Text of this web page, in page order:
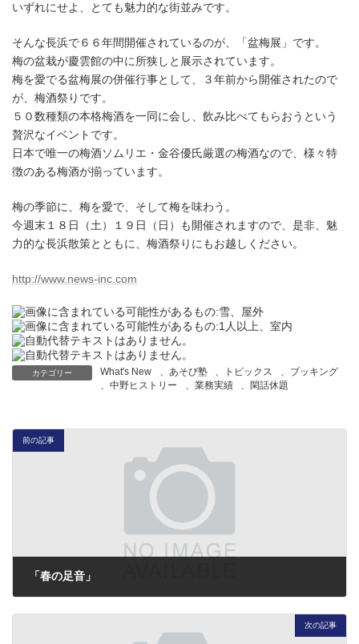
いずれにせよ、とても魅力的な街並みです。
そんな長浜で６６年間開催されているのが、「盆梅展」です。
梅の盆栽が慶雲館の中に所狭しと展示されています。
梅を愛でる盆梅展の併催行事として、３年前から開催されたので
が、梅酒祭りです。
５０数種類の本格梅酒を一同に会し、飲み比べてもらおうという
贅沢なイベントです。
日本で唯一の梅酒ソムリエ・金谷優氏厳選の梅酒なので、様々特
徴のある梅酒が揃っています。
梅の季節に、梅を愛で、そして梅を味わう。
今週末１８日（土）１９日（日）も開催されますので、是非、魅
力的な長浜散策とともに、梅酒祭りにもお越しください。
http://www.news-inc.com
カテゴリー What's New 、 あそび塾 、 トピックス 、 ブッキング
、 中野ヒストリー 、 業務実績 、 閑話休題
前の記事
「春の足音」
次の記事